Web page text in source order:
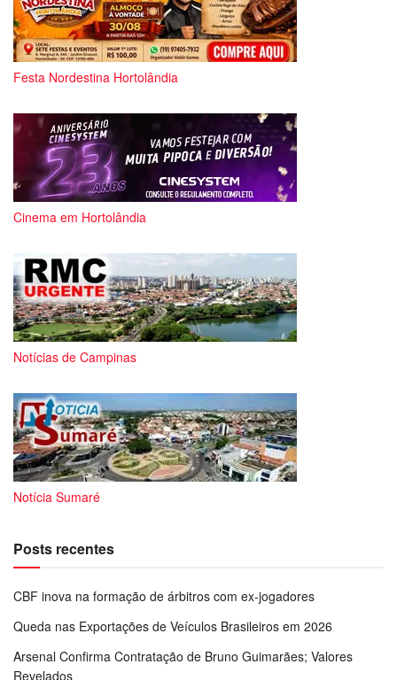
Festa Nordestina Hortolândia
Cinema em Hortolândia
Notícias de Campinas
Notícia Sumaré
Posts recentes
CBF inova na formação de árbitros com ex-jogadores
Queda nas Exportações de Veículos Brasileiros em 2026
Arsenal Confirma Contratação de Bruno Guimarães; Valores
Revelados